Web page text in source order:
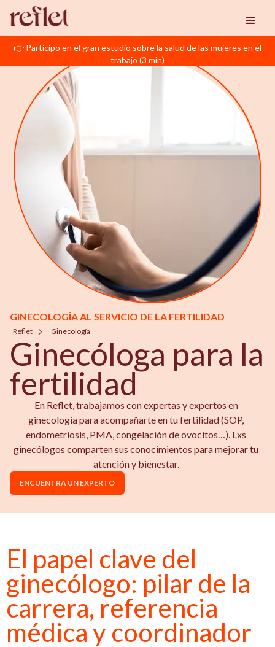
👉 Participo en el gran estudio sobre la salud de las mujeres en el
trabajo (3 min)
GINECOLOGÍA AL SERVICIO DE LA FERTILIDAD
Reflet Ginecología
Ginecóloga para la
fertilidad
En Reflet, trabajamos con expertas y expertos en
ginecología para acompañarte en tu fertilidad (SOP,
endometriosis, PMA, congelación de ovocitos…). Lxs
ginecólogos comparten sus conocimientos para mejorar tu
atención y bienestar.
ENCUENTRA UN EXPERTO
El papel clave del
ginecólogo: pilar de la
carrera, referencia
médica y coordinador